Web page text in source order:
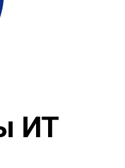
ИТ